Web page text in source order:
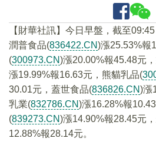
【財華社訊】今日早盤，截至
潤普食品(836422.CN)漲25.53%報
(300973.CN)漲20.00%報45.48元
漲19.99%報16.63元，熊貓乳品(
30.01元，蓋世食品(836826.CN)漲
乳業(832786.CN)漲16.28%報
(839273.CN)漲14.90%報28.45元
12.88%報28.14元。